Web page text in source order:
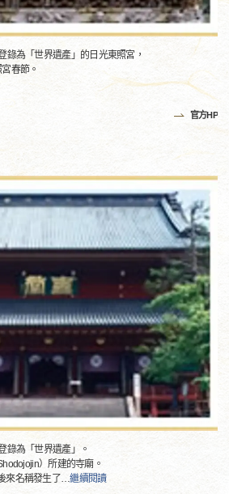
錄為「世界遺產」的日光東照宮，
春節。
官方HP
錄為「世界遺產」。
）所建的寺廟。
來名稱發生了…繼續閱讀